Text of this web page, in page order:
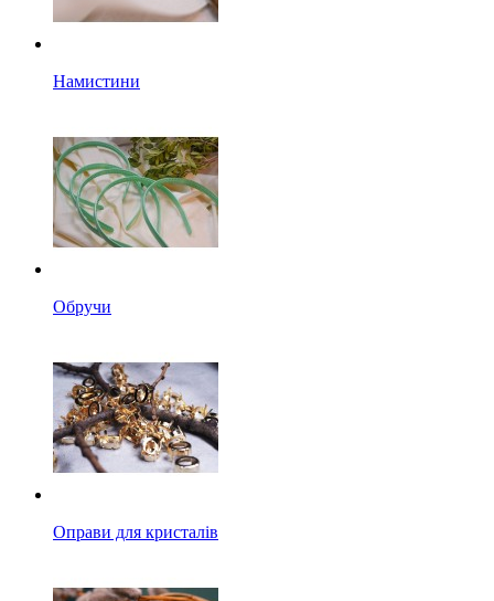
Намистини
Обручи
Оправи для кристалів